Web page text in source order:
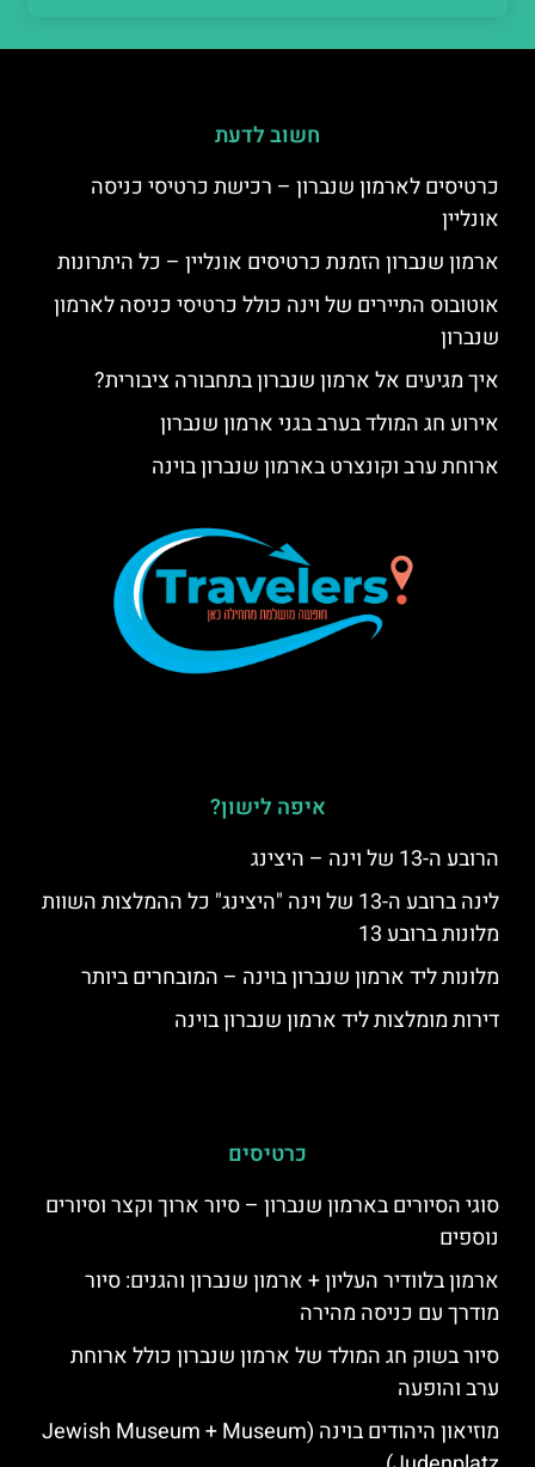
חשוב לדעת
כרטיסים לארמון שנברון – רכישת כרטיסי כניסה
אונליין
ארמון שנברון הזמנת כרטיסים אונליין – כל היתרונות
אוטובוס התיירים של וינה כולל כרטיסי כניסה לארמון
שנברון
איך מגיעים אל ארמון שנברון בתחבורה ציבורית?
אירוע חג המולד בערב בגני ארמון שנברון
ארוחת ערב וקונצרט בארמון שנברון בוינה
איפה לישון?
הרובע ה-13 של וינה – היצינג
לינה ברובע ה-13 של וינה "היצינג" כל ההמלצות השוות
מלונות ברובע 13
מלונות ליד ארמון שנברון בוינה – המובחרים ביותר
דירות מומלצות ליד ארמון שנברון בוינה
כרטיסים
סוגי הסיורים בארמון שנברון – סיור ארוך וקצר וסיורים
נוספים
ארמון בלוודיר העליון + ארמון שנברון והגנים: סיור
מודרך עם כניסה מהירה
סיור בשוק חג המולד של ארמון שנברון כולל ארוחת
ערב והופעה
מוזיאון היהודים בוינה (Jewish Museum + Museum